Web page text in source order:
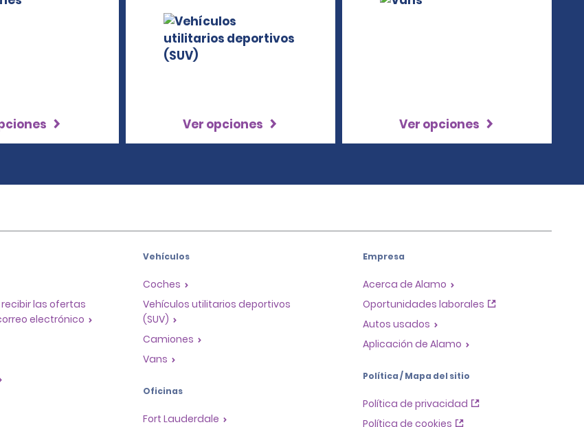
Ver opciones Ver opciones
las ofertas
electrónico
Vehículos
Coches
Vehículos utilitarios deportivos
(SUV)
Camiones
Vans
Oficinas
Fort Lauderdale
Empresa
Acerca de Alamo
Oportunidades laborales
Autos usados
Aplicación de Alamo
Política / Mapa del sitio
Política de privacidad
Política de cookies